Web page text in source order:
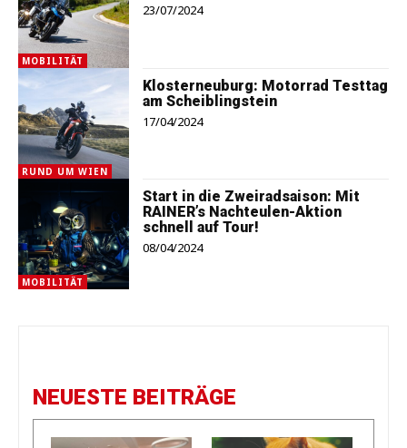
MOBILITÄT
23/07/2024
RUND UM WIEN
Klosterneuburg: Motorrad Testtag
am Scheiblingstein
17/04/2024
MOBILITÄT
Start in die Zweiradsaison: Mit
RAINER’s Nachteulen-Aktion
schnell auf Tour!
08/04/2024
NEUESTE BEITRÄGE